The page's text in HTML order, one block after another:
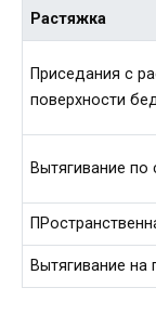
Растяжка
Приседания с
поверхности
Вытягивание по
Вытягивание на